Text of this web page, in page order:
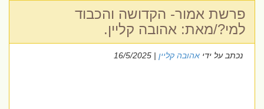
פרשת אמור- הקדושה והכבוד
למי?/מאת: אהובה קליין.
נכתב על ידיאהובה קליין| 16/5/2025